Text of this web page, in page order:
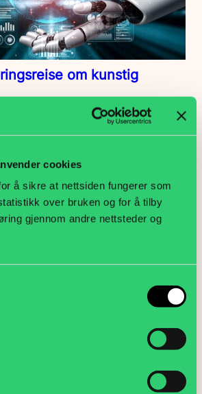
cookies
å sikre at nettsiden fungerer som
over bruken og for å tilby
gjennom andre nettsteder og
om kunstig
årets lønnskonferanser